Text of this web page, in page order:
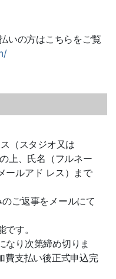
いの方はこちらをご覧
（スタジオ又は
上、氏名（フルネー
ールアド レス）まで
ご返事をメールにて
す。
なり次第締め切りま
費支払い後正式申込完